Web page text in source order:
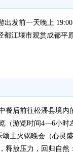
发前一天晚上
江堰市观赏成都
后前往松潘县境
（游览时间4—6小
土火锅晚会（心灵
放压力，回归自